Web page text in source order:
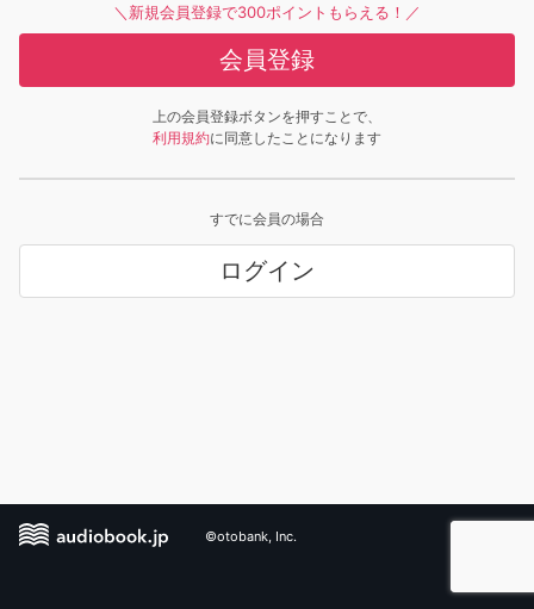
＼新規会員登録で300ポイントもらえる！／
会員登録
上の会員登録ボタンを押すことで、
利用規約に同意したことになります
すでに会員の場合
ログイン
©otobank, Inc.